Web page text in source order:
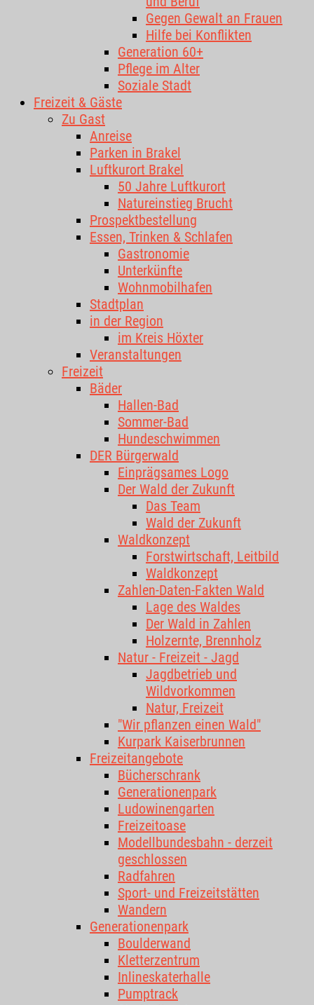
Gegen Gewalt an Frauen
Hilfe bei Konflikten
Generation 60+
Pflege im Alter
Soziale Stadt
Freizeit & Gäste
Zu Gast
Anreise
Parken in Brakel
Luftkurort Brakel
50 Jahre Luftkurort
Natureinstieg Brucht
Prospektbestellung
Essen, Trinken & Schlafen
Gastronomie
Unterkünfte
Wohnmobilhafen
Stadtplan
in der Region
im Kreis Höxter
Veranstaltungen
Freizeit
Bäder
Hallen-Bad
Sommer-Bad
Hundeschwimmen
DER Bürgerwald
Einprägsames Logo
Der Wald der Zukunft
Das Team
Wald der Zukunft
Waldkonzept
Forstwirtschaft, Leitbild
Waldkonzept
Zahlen-Daten-Fakten Wald
Lage des Waldes
Der Wald in Zahlen
Holzernte, Brennholz
Natur - Freizeit - Jagd
Jagdbetrieb und
Wildvorkommen
Natur, Freizeit
"Wir pflanzen einen Wald"
Kurpark Kaiserbrunnen
Freizeitangebote
Bücherschrank
Generationenpark
Ludowinengarten
Freizeitoase
Modellbundesbahn - derzeit
geschlossen
Radfahren
Sport- und Freizeitstätten
Wandern
Generationenpark
Boulderwand
Kletterzentrum
Inlineskaterhalle
Pumptrack